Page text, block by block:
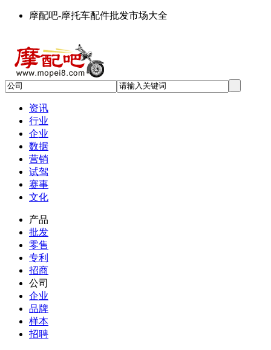
摩配吧-摩托车配件批发市场大全
资讯
行业
企业
数据
营销
试驾
赛事
文化
产品
批发
零售
专利
招商
公司
企业
品牌
样本
招聘